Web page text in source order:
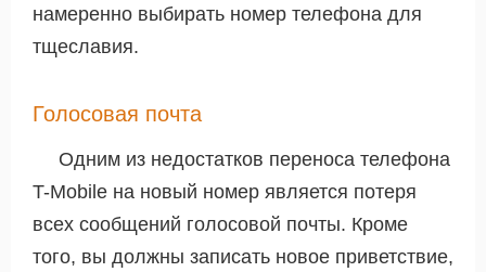
намеренно выбирать номер телефона для
тщеславия.
Голосовая почта
Одним из недостатков переноса телефона
T-Mobile на новый номер является потеря
всех сообщений голосовой почты. Кроме
того, вы должны записать новое приветствие,